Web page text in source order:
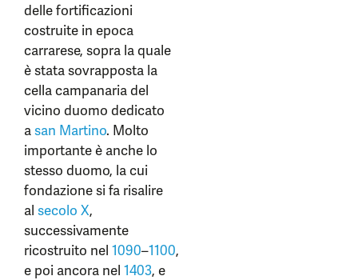
delle fortificazioni
costruite in epoca
carrarese, sopra la quale
è stata sovrapposta la
cella campanaria del
vicino duomo dedicato
asan Martino. Molto
importante è anche lo
stesso duomo, la cui
fondazione si fa risalire
al secolo X,
successivamente
ricostruito nel 1090–1100,
e poi ancora nel 1403, e